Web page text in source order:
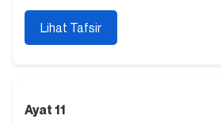
Lihat Tafsir
Ayat 11